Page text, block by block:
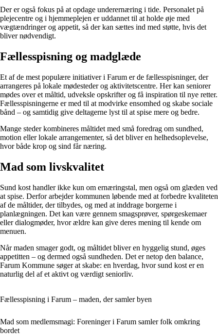
Der er også fokus på at opdage underernæring i tide. Personalet på
plejecentre og i hjemmeplejen er uddannet til at holde øje med
vægtændringer og appetit, så der kan sættes ind med støtte, hvis det
bliver nødvendigt.
Fællesspisning og madglæde
Et af de mest populære initiativer i Farum er de fællesspisninger, der
arrangeres på lokale mødesteder og aktivitetscentre. Her kan seniorer
mødes over et måltid, udveksle opskrifter og få inspiration til nye retter.
Fællesspisningerne er med til at modvirke ensomhed og skabe sociale
bånd – og samtidig give deltagerne lyst til at spise mere og bedre.
Mange steder kombineres måltidet med små foredrag om sundhed,
motion eller lokale arrangementer, så det bliver en helhedsoplevelse,
hvor både krop og sind får næring.
Mad som livskvalitet
Sund kost handler ikke kun om ernæringstal, men også om glæden ved
at spise. Derfor arbejder kommunen løbende med at forbedre kvaliteten
af de måltider, der tilbydes, og med at inddrage borgerne i
planlægningen. Det kan være gennem smagsprøver, spørgeskemaer
eller dialogmøder, hvor ældre kan give deres mening til kende om
menuen.
Når maden smager godt, og måltidet bliver en hyggelig stund, øges
appetitten – og dermed også sundheden. Det er netop den balance,
Farum Kommune søger at skabe: en hverdag, hvor sund kost er en
naturlig del af et aktivt og værdigt seniorliv.
Fællesspisning i Farum – maden, der samler byen
Mad som medlemsmagi: Foreninger i Farum samler folk omkring
bordet